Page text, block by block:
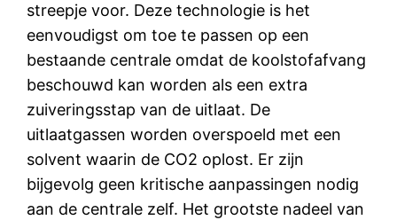
streepje voor. Deze technologie is het
eenvoudigst om toe te passen op een
bestaande centrale omdat de koolstofafvang
beschouwd kan worden als een extra
zuiveringsstap van de uitlaat. De
uitlaatgassen worden overspoeld met een
solvent waarin de CO2 oplost. Er zijn
bijgevolg geen kritische aanpassingen nodig
aan de centrale zelf. Het grootste nadeel van